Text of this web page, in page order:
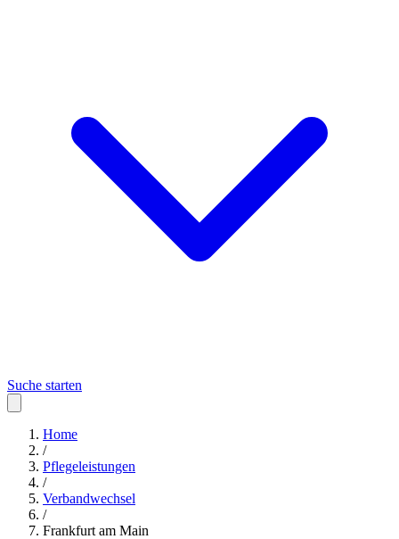
Suche starten
Home
/
Pflegeleistungen
/
Verbandwechsel
/
Frankfurt am Main